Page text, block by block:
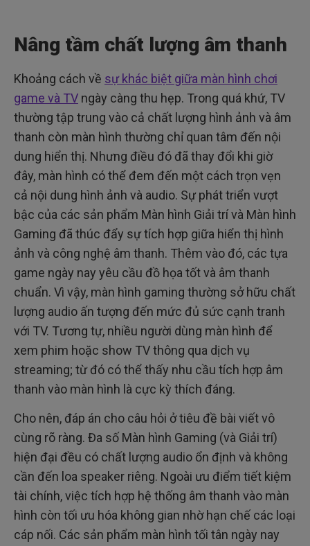
Nâng tầm chất lượng âm thanh
Khoảng cách về sự khác biệt giữa màn hình chơi
game và TV ngày càng thu hẹp. Trong quá khứ, TV
thường tập trung vào cả chất lượng hình ảnh và âm
thanh còn màn hình thường chỉ quan tâm đến nội
dung hiển thị. Nhưng điều đó đã thay đổi khi giờ
đây, màn hình có thể đem đến một cách trọn vẹn
cả nội dung hình ảnh và audio. Sự phát triển vượt
bậc của các sản phẩm Màn hình Giải trí và Màn hình
Gaming đã thúc đẩy sự tích hợp giữa hiển thị hình
ảnh và công nghệ âm thanh. Thêm vào đó, các tựa
game ngày nay yêu cầu đồ họa tốt và âm thanh
chuẩn. Vì vậy, màn hình gaming thường sở hữu chất
lượng audio ấn tượng đến mức đủ sức cạnh tranh
với TV. Tương tự, nhiều người dùng màn hình để
xem phim hoặc show TV thông qua dịch vụ
streaming; từ đó có thể thấy nhu cầu tích hợp âm
thanh vào màn hình là cực kỳ thích đáng.
Cho nên, đáp án cho câu hỏi ở tiêu đề bài viết vô
cùng rõ ràng. Đa số Màn hình Gaming (và Giải trí)
hiện đại đều có chất lượng audio ổn định và không
cần đến loa speaker riêng. Ngoài ưu điểm tiết kiệm
tài chính, việc tích hợp hệ thống âm thanh vào màn
hình còn tối ưu hóa không gian nhờ hạn chế các loại
cáp nối. Các sản phẩm màn hình tối tân ngày nay